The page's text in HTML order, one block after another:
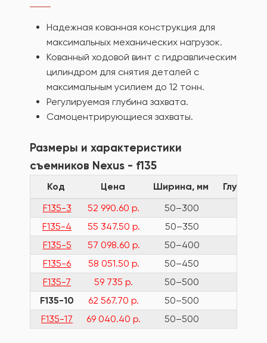
Надежная кованная конструкция для
максимальных механических нагрузок.
Кованный ходовой винт с гидравлическим
цилиндром для снятия деталей с
максимальным усилием до 12 тонн.
Регулируемая глубина захвата.
Самоцентрирующиеся захваты.
Размеры и характеристики
съемников Nexus - f135
Код Цена Ширина, мм
Глубина,
F135-3
52 990.60 р. 50–300
F135-4
55 347.50 р. 50–350
F135-5
57 098.60 р. 50–400
F135-6
58 051.50 р. 50–450
F135-7
59 735 р. 50–500
F135-10
62 567.70 р. 50–500
F135-17
69 040.40 р. 50–500